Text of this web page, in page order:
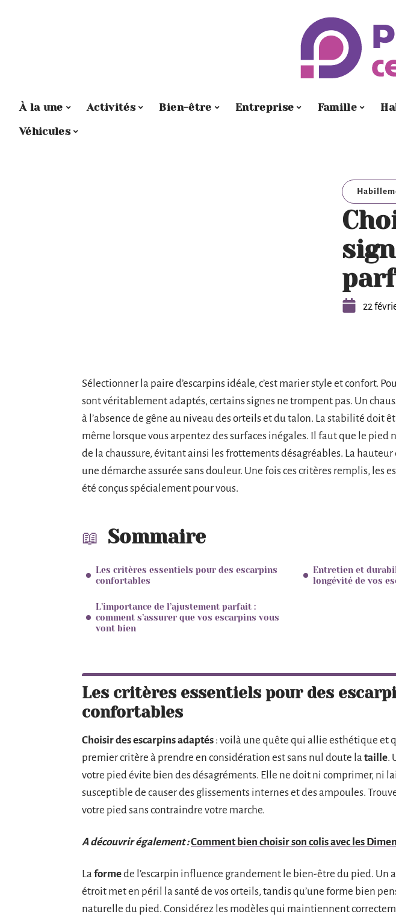
À la une Activités Bien-être Entreprise Famille
Véhicules
22
Sélectionner la paire d’escarpins idéale, c’est marier style et confort.
sont véritablement adaptés, certains signes ne trompent pas. Un
à l’absence de gêne au niveau des orteils et du talon. La stabilité doit
même lorsque vous arpentez des surfaces inégales. Il faut que le pied
de la chaussure, évitant ainsi les frottements désagréables. La
une démarche assurée sans douleur. Une fois ces critères remplis, les
été conçus spécialement pour vous.
Sommaire
Les critères essentiels pour des escarpins
confortables
L’importance de l’ajustement parfait :
comment s’assurer que vos escarpins vous
vont bien
Entretien et
longévité de vos
Les critères essentiels pour des
confortables
Choisir des escarpins adaptés : voilà une quête qui allie esthétique et
premier critère à prendre en considération est sans nul doute la taille.
votre pied évite bien des désagréments. Elle ne doit ni comprimer, ni
susceptible de causer des glissements internes et des ampoules.
votre pied sans contraindre votre marche.
A découvrir également :Comment bien choisir son colis avec les
La formede l’escarpin influence grandement le bien-être du pied. Un
étroit met en péril la santé de vos orteils, tandis qu’une forme bien
naturelle du pied. Considérez les modèles qui maintiennent